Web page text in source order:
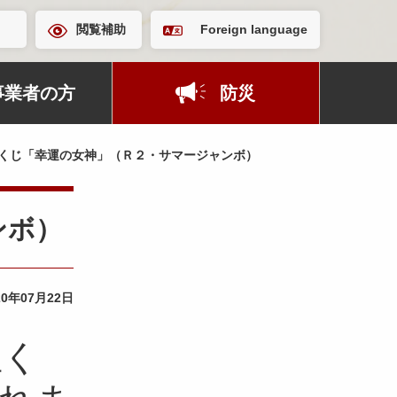
閲覧補助 Foreign language
業者の方 防災
「幸運の女神」（Ｒ２・サマージャンボ）
）
年07月22日